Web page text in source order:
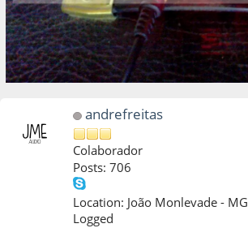
andrefreitas
Colaborador
Posts: 706
Location: João Monlevade - MG
Logged